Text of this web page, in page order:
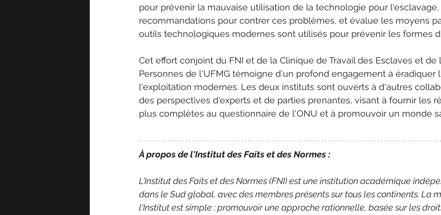
pour prévenir la mauvaise utilisation de la technologie pour
recommandations pour contrer ces problèmes, et évalue les moyens
outils technologiques modernes sont utilisés pour prévenir les formes
Cet effort conjoint du FNI et de la Clinique de Travail des Esclaves et de
Personnes de l'UFMG témoigne d'un profond engagement à éradiquer
l'exploitation modernes. Les deux instituts sont ouverts à d'autres
des perspectives d'experts et de parties prenantes, visant à fournir les
plus complètes au questionnaire de l'ONU et à promouvoir un monde
À propos de l'Institut des Faits et des Normes :
L'Institut des Faits et des Normes (FNI) est une institution académique
dans le Sud global, avec des membres présents sur tous les continents. La
l'Institut est simple : promouvoir une approche rationnelle, basée sur les